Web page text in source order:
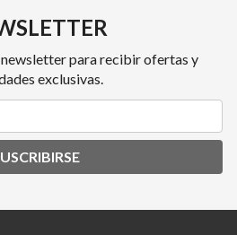
para recibir ofertas y
exclusivas.